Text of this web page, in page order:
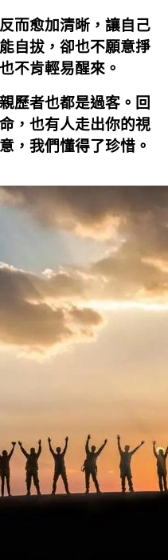
而愈加清晰，讓自己
自拔，卻也不願意掙
不肯輕易醒來。
歷者也都是過客。回
，也有人走出你的視
，我們懂得了珍惜。